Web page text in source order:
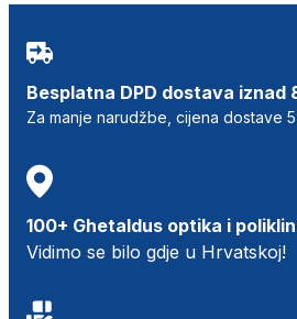
Besplatna DPD dostava iznad
Za manje narudžbe, cijena dostave
100+ Ghetaldus optika i
Vidimo se bilo gdje u Hrvatskoj!